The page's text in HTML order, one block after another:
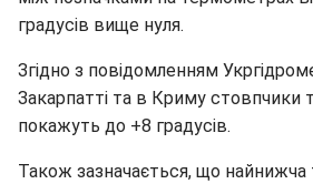
градусів вище нуля.
Згідно з повідомленням
Закарпатті та в Криму стовпчики
покажуть до +8 градусів.
Також зазначається, що найнижча